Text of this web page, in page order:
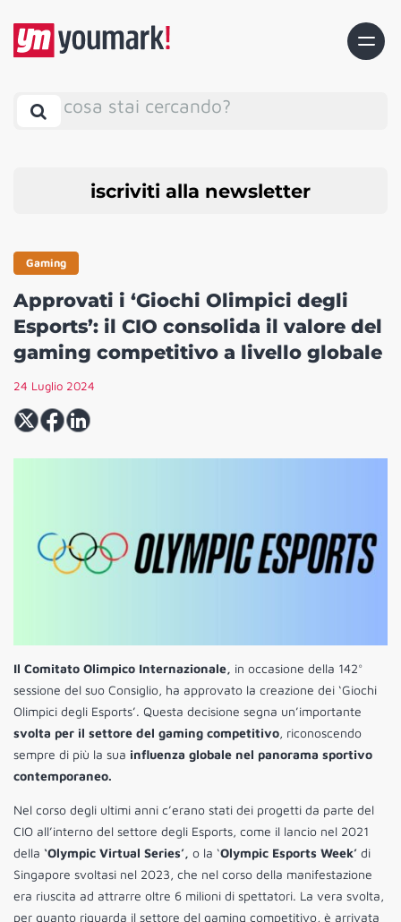
cosa stai cercando?
iscriviti alla newsletter
Gaming
Approvati i ‘Giochi Olimpici degli
Esports’: il CIO consolida il valore del
gaming competitivo a livello globale
24 Luglio 2024
Il Comitato Olimpico Internazionale, in occasione della 142°
sessione del suo Consiglio, ha approvato la creazione dei ‘Giochi
Olimpici degli Esports’. Questa decisione segna un’importante
svolta per il settore del gaming competitivo, riconoscendo
sempre di più la sua influenza globale nel panorama sportivo
contemporaneo.
Nel corso degli ultimi anni c’erano stati dei progetti da parte del
CIO all’interno del settore degli Esports, come il lancio nel 2021
della ‘Olympic Virtual Series’, o la ‘Olympic Esports Week’ di
Singapore svoltasi nel 2023, che nel corso della manifestazione
era riuscita ad attrarre oltre 6 milioni di spettatori. La vera svolta,
per quanto riguarda il settore del gaming competitivo, è arrivata